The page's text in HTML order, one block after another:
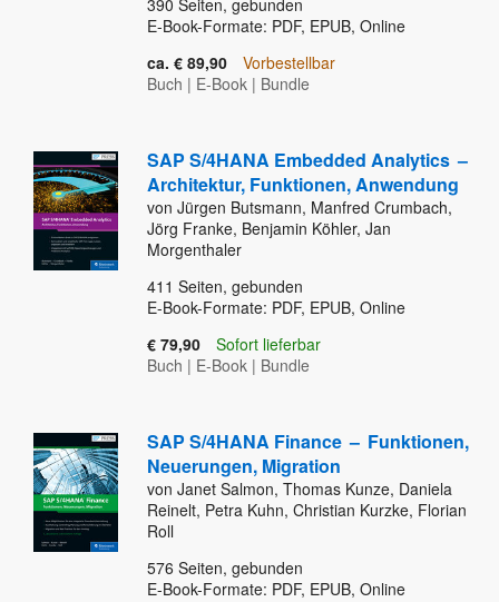
390 Seiten, gebunden
E-Book-Formate: PDF, EPUB, Online
ca. € 89,90
Vorbestellbar
Buch | E-Book | Bundle
SAP S/4HANA Embedded Analytics –
Architektur, Funktionen, Anwendung
von Jürgen Butsmann, Manfred Crumbach,
Jörg Franke, Benjamin Köhler, Jan
Morgenthaler
411 Seiten, gebunden
E-Book-Formate: PDF, EPUB, Online
€ 79,90
Sofort lieferbar
Buch | E-Book | Bundle
SAP S/4HANA Finance – Funktionen,
Neuerungen, Migration
von Janet Salmon, Thomas Kunze, Daniela
Reinelt, Petra Kuhn, Christian Kurzke, Florian
Roll
576 Seiten, gebunden
E-Book-Formate: PDF, EPUB, Online